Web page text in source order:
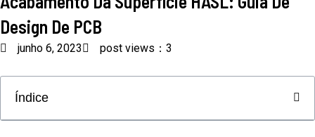
Design De PCB
junho 6, 2023 post views：3
Índice